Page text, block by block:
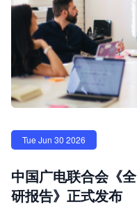
Tue Jun 30 2026
中国广电联合会《
研报告》正式发布